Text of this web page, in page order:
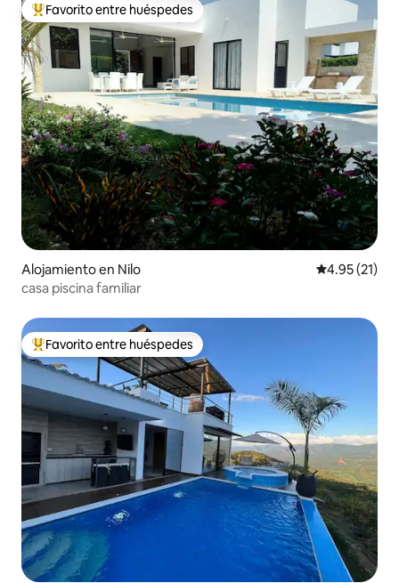
Favorito entre huéspedes preferido
Favorito entre huéspedes
Alojamiento en Nilo Calificación
4.95 (21)
casa piscina familiar
Favorito entre huéspedes preferido
Favorito entre huéspedes